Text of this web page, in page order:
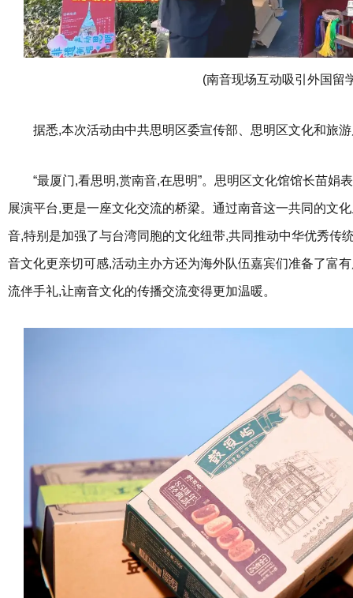
(南音现场互动吸引外国留
据悉,本次活动由中共思明区委宣传部、思明区文化和旅
“最厦门,看思明,赏南音,在思明”。思明区文化馆馆长苗娟
展演平台,更是一座文化交流的桥梁。通过南音这一共同的文
音,特别是加强了与台湾同胞的文化纽带,共同推动中华优秀传
音文化更亲切可感,活动主办方还为海外队伍嘉宾们准备了富
流伴手礼,让南音文化的传播交流变得更加温暖。